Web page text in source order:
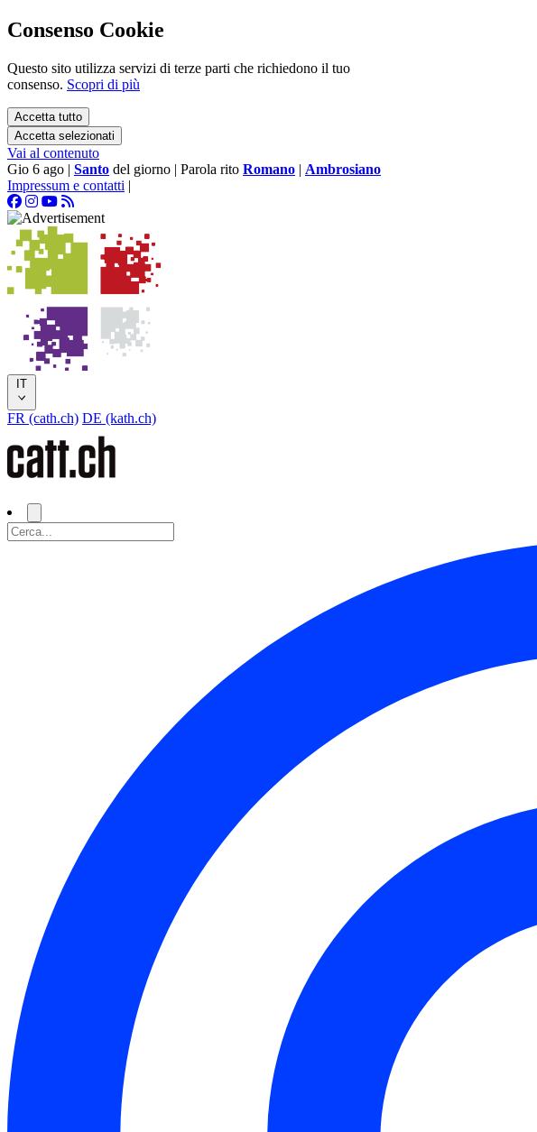
Consenso Cookie
Questo sito utilizza servizi di terze parti che richiedono il tuo
consenso. Scopri di più
Accetta tutto
Accetta selezionati
Vai al contenuto
Gio 6 ago | Santo del giorno | Parola rito Romano | Ambrosiano
Impressum e contatti |
IT
FR (cath.ch) DE (kath.ch)